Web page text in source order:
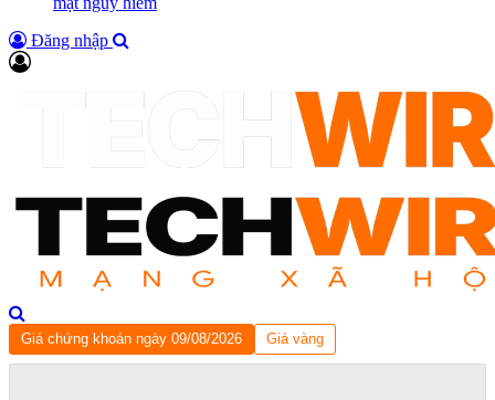
Đăng nhập
Giá chứng khoán ngày 09/08/2026 Giá vàng